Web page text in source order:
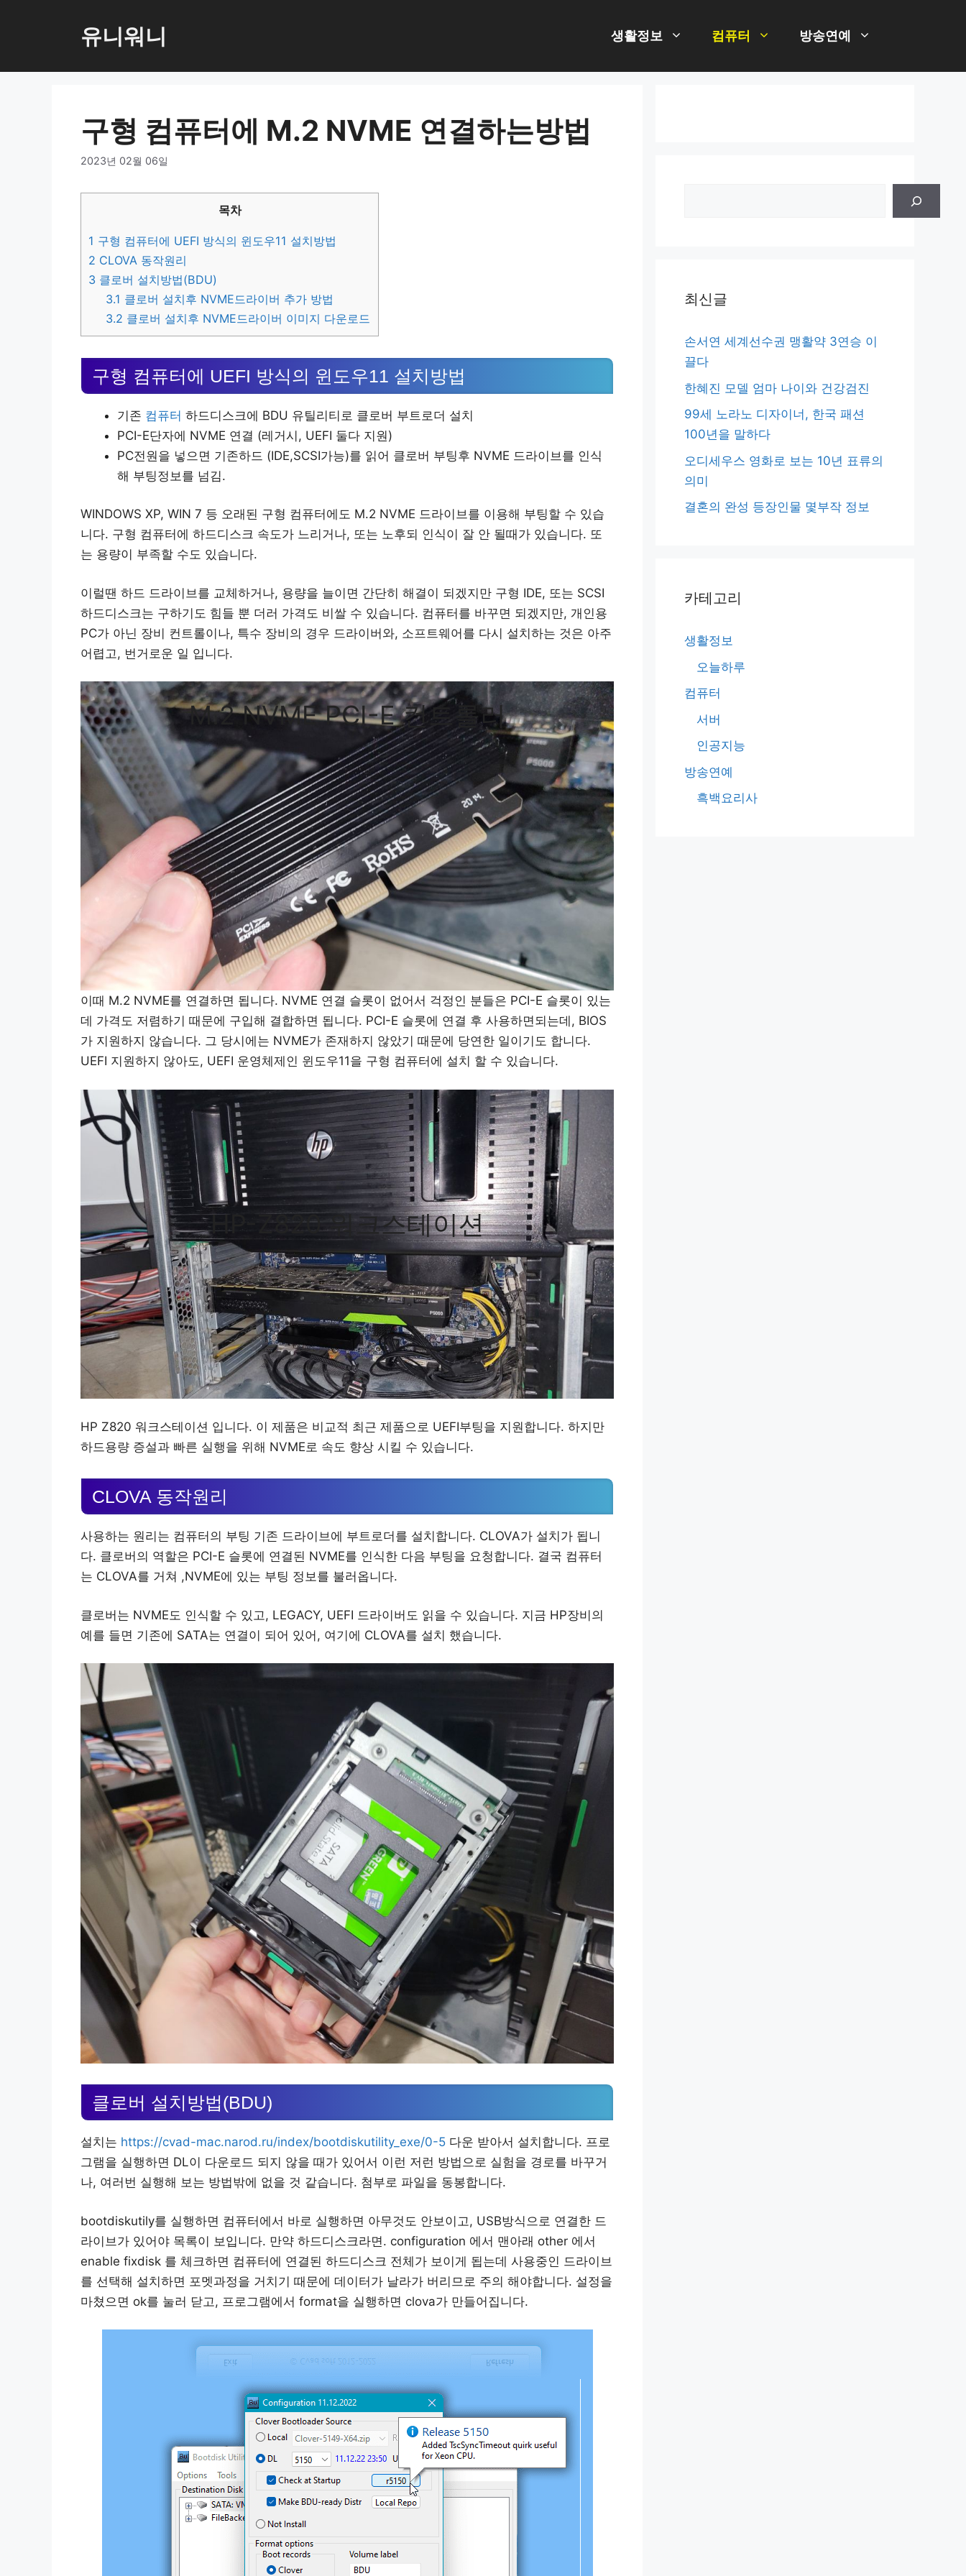
로
유니워니 생활정보 컴퓨터 방송연예
구형 컴퓨터에 M.2 NVME 연결하는방법
2023년 02월 06일
목차
1 구형 컴퓨터에 UEFI 방식의 윈도우11 설치방법
2 CLOVA 동작원리
3 클로버 설치방법(BDU)
3.1 클로버 설치후 NVME드라이버 추가 방법
3.2 클로버 설치후 NVME드라이버 이미지 다운로드
구형 컴퓨터에 UEFI 방식의 윈도우11 설치방법
기존 컴퓨터 하드디스크에 BDU 유틸리티로 클로버 부트로더 설치
PCI-E단자에 NVME 연결 (레거시, UEFI 둘다 지원)
PC전원을 넣으면 기존하드 (IDE,SCSI가능)를 읽어 클로버 부팅후 NVME 드라이브를 인식
해 부팅정보를 넘김.
WINDOWS XP, WIN 7 등 오래된 구형 컴퓨터에도 M.2 NVME 드라이브를 이용해 부팅할 수 있습
니다. 구형 컴퓨터에 하드디스크 속도가 느리거나, 또는 노후되 인식이 잘 안 될때가 있습니다. 또
는 용량이 부족할 수도 있습니다.
이럴땐 하드 드라이브를 교체하거나, 용량을 늘이면 간단히 해결이 되겠지만 구형 IDE, 또는 SCSI
하드디스크는 구하기도 힘들 뿐 더러 가격도 비쌀 수 있습니다. 컴퓨터를 바꾸면 되겠지만, 개인용
PC가 아닌 장비 컨트롤이나, 특수 장비의 경우 드라이버와, 소프트웨어를 다시 설치하는 것은 아주
어렵고, 번거로운 일 입니다.
M.2 NVME PCI-E 컨트롤러
이때 M.2 NVME를 연결하면 됩니다. NVME 연결 슬롯이 없어서 걱정인 분들은 PCI-E 슬롯이 있는
데 가격도 저렴하기 때문에 구입해 결합하면 됩니다. PCI-E 슬롯에 연결 후 사용하면되는데, BIOS
가 지원하지 않습니다. 그 당시에는 NVME가 존재하지 않았기 때문에 당연한 일이기도 합니다.
UEFI 지원하지 않아도, UEFI 운영체제인 윈도우11을 구형 컴퓨터에 설치 할 수 있습니다.
HP-Z820 워크스테이션
HP Z820 워크스테이션 입니다. 이 제품은 비교적 최근 제품으로 UEFI부팅을 지원합니다. 하지만
하드용량 증설과 빠른 실행을 위해 NVME로 속도 향상 시킬 수 있습니다.
CLOVA 동작원리
사용하는 원리는 컴퓨터의 부팅 기존 드라이브에 부트로더를 설치합니다. CLOVA가 설치가 됩니
다. 클로버의 역할은 PCI-E 슬롯에 연결된 NVME를 인식한 다음 부팅을 요청합니다. 결국 컴퓨터
는 CLOVA를 거쳐 ,NVME에 있는 부팅 정보를 불러옵니다.
클로버는 NVME도 인식할 수 있고, LEGACY, UEFI 드라이버도 읽을 수 있습니다. 지금 HP장비의
예를 들면 기존에 SATA는 연결이 되어 있어, 여기에 CLOVA를 설치 했습니다.
클로버 설치방법(BDU)
설치는 https://cvad-mac.narod.ru/index/bootdiskutility_exe/0-5 다운 받아서 설치합니다. 프로
그램을 실행하면 DL이 다운로드 되지 않을 때가 있어서 이런 저런 방법으로 실험을 경로를 바꾸거
나, 여러번 실행해 보는 방법밖에 없을 것 같습니다. 첨부로 파일을 동봉합니다.
bootdiskutily를 실행하면 컴퓨터에서 바로 실행하면 아무것도 안보이고, USB방식으로 연결한 드
라이브가 있어야 목록이 보입니다. 만약 하드디스크라면. configuration 에서 맨아래 other 에서
enable fixdisk 를 체크하면 컴퓨터에 연결된 하드디스크 전체가 보이게 됩는데 사용중인 드라이브
를 선택해 설치하면 포멧과정을 거치기 때문에 데이터가 날라가 버리므로 주의 해야합니다. 설정을
마쳤으면 ok를 눌러 닫고, 프로그램에서 format을 실행하면 clova가 만들어집니다.
최신글
손서연 세계선수권 맹활약 3연승 이
끌다
한혜진 모델 엄마 나이와 건강검진
99세 노라노 디자이너, 한국 패션
100년을 말하다
오디세우스 영화로 보는 10년 표류의
의미
결혼의 완성 등장인물 몇부작 정보
카테고리
생활정보
오늘하루
컴퓨터
서버
인공지능
방송연예
흑백요리사